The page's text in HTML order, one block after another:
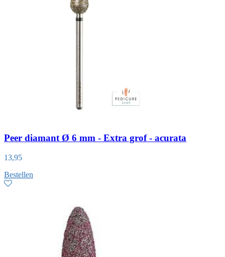
Peer diamant Ø 6 mm - Extra grof - acurata
13,95
Bestellen